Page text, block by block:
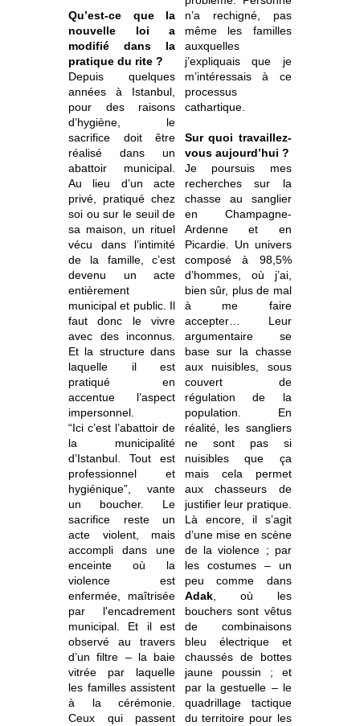
Qu’est-ce que la
nouvelle loi a
modifié dans la
pratique du rite ?
Depuis quelques
années à Istanbul,
pour des raisons
d’hygiène, le
sacrifice doit être
réalisé dans un
abattoir municipal.
Au lieu d’un acte
privé, pratiqué chez
soi ou sur le seuil de
sa maison, un rituel
vécu dans l’intimité
de la famille, c’est
devenu un acte
entièrement
municipal et public. Il
faut donc le vivre
avec des inconnus.
Et la structure dans
laquelle il est
pratiqué en
accentue l’aspect
impersonnel.
“Ici c’est l’abattoir de
la municipalité
d’Istanbul. Tout est
professionnel et
hygiénique”, vante
un boucher. Le
sacrifice reste un
acte violent, mais
accompli dans une
enceinte où la
violence est
enfermée, maîtrisée
par l'encadrement
municipal. Et il est
observé au travers
d’un filtre – la baie
vitrée par laquelle
les familles assistent
à la cérémonie.
Ceux qui passent
n’a rechigné, pas
même les familles
auxquelles
j’expliquais que je
m’intéressais à ce
processus
cathartique.
Sur quoi travaillez-
vous aujourd’hui ?
Je poursuis mes
recherches sur la
chasse au sanglier
en Champagne-
Ardenne et en
Picardie. Un univers
composé à 98,5%
d’hommes, où j’ai,
bien sûr, plus de mal
à me faire
accepter… Leur
argumentaire se
base sur la chasse
aux nuisibles, sous
couvert de
régulation de la
population. En
réalité, les sangliers
ne sont pas si
nuisibles que ça
mais cela permet
aux chasseurs de
justifier leur pratique.
Là encore, il s’agit
d’une mise en scène
de la violence ; par
les costumes – un
peu comme dans
Adak, où les
bouchers sont vêtus
de combinaisons
bleu électrique et
chaussés de bottes
jaune poussin ; et
par la gestuelle – le
quadrillage tactique
du territoire pour les